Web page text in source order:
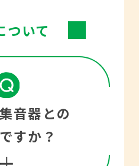
ようになり
をつけてい
た使い方を
聴力を低下
ありますの
定に調整す
です。調
聴器もメガ
に両耳装用
方向性・立
が得られま
ると、普通
がちょうど
ようになり
まり大きな
はありませ
ついて
音器との
すか？